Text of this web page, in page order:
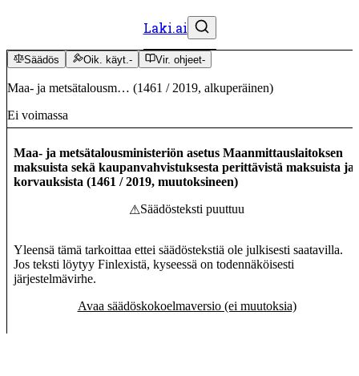
Laki.ai
Säädös Oik. käyt.- Vir. ohjeet-
Maa- ja metsätalousm… (1461 / 2019, alkuperäinen)
Ei voimassa
Maa- ja metsätalousministeriön asetus Maanmittauslaitoksen
maksuista sekä kaupanvahvistuksesta perittävistä maksuista ja
korvauksista (1461 /2019, muutoksineen)
⚠Säädösteksti puuttuu
Yleensä tämä tarkoittaa ettei säädöstekstiä ole julkisesti saatavilla.
Jos teksti löytyy Finlexistä, kyseessä on todennäköisesti
järjestelmävirhe.
Avaa säädöskokoelmaversio (ei muutoksia)